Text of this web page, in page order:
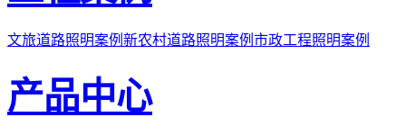
文旅道路照明案例 新农村道路照明案例 市政工程照明案例
产品中心